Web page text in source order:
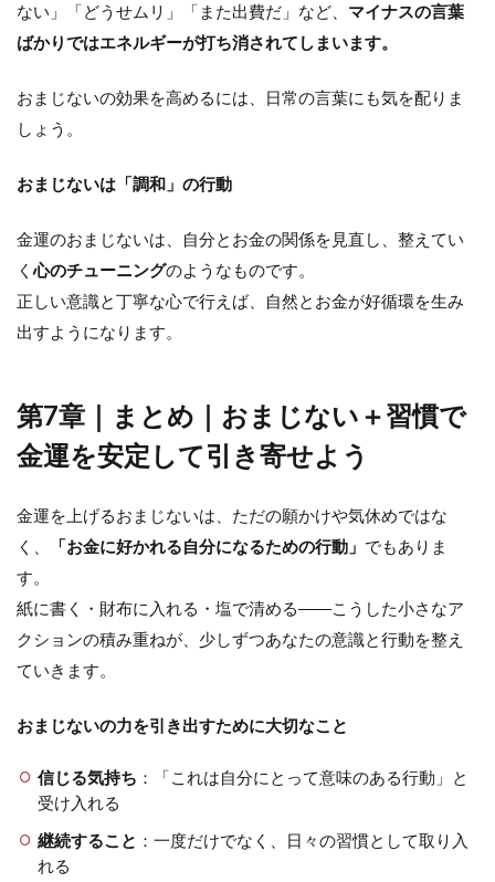
ない」「どうせムリ」「また出費だ」など、 マイナスの言葉
ばかりではエネルギーが打ち消されてしまいます。
おまじないの効果を高めるには、日常の言葉にも気を配りま
しょう。
おまじないは「調和」の行動
金運のおまじないは、自分とお金の関係を見直し、整えてい
く心のチューニングのようなものです。
正しい意識と丁寧な心で行えば、自然とお金が好循環を生み
出すようになります。
第7章｜まとめ｜おまじない＋習慣で
金運を安定して引き寄せよう
金運を上げるおまじないは、ただの願かけや気休めではな
く、
「お金に好かれる自分になるための行動」 でもありま
す。
紙に書く・財布に入れる・塩で清める――こうした小さなア
クションの積み重ねが、少しずつあなたの意識と行動を整え
ていきます。
おまじないの力を引き出すために大切なこと
信じる気持ち ：「これは自分にとって意味のある行動」と
受け入れる
継続すること ：一度だけでなく、日々の習慣として取り入
れる